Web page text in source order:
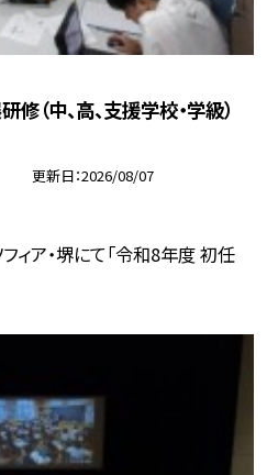
（中、高、支援学校・学級）
更新日 2026/08/07
ィア・堺にて「令和8年度 初任